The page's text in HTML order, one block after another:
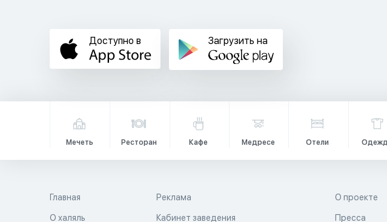
Доступно в Загрузить на
Мечеть Ресторан Кафе Медресе Отели
Главная
О халяль
Реклама
Кабинет заведения
О проекте
Пресса